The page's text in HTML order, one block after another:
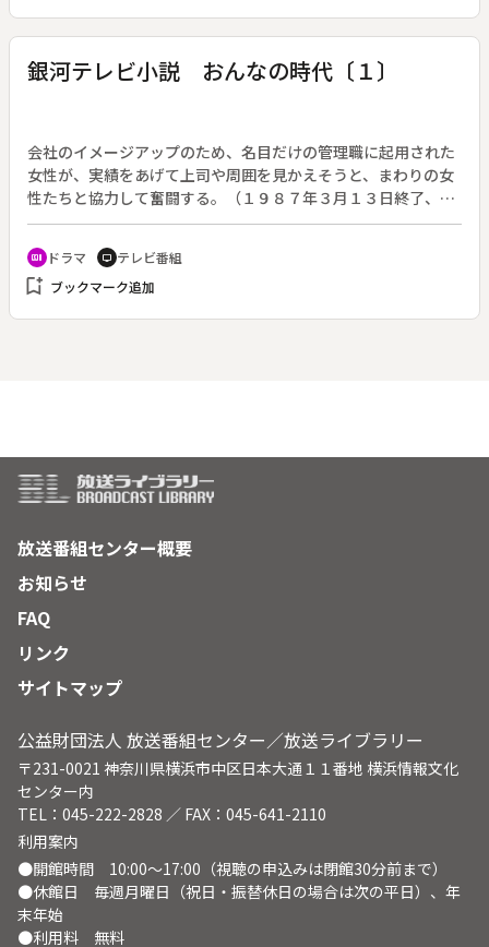
海道演習林から得た知識をもとに、森のいのちの不思議、生態
系の連鎖を、岩手県和賀郡沢内村立猿橋小学校の４・５年生２
１人を相手に教えていく。
銀河テレビ小説 おんなの時代〔１〕
会社のイメージアップのため、名目だけの管理職に起用された
女性が、実績をあげて上司や周囲を見かえそうと、まわりの女
性たちと協力して奮闘する。（１９８７年３月１３日終了、全
１５回）◆入社して１８年、初子（浅茅陽子）はその商事会社
の初の女性管理職に抜てきされた。仕事は社内で最もふるわな
い雑貨の販売で、部下も美子（左時枝）一人だけ。会社の目的
は、女性を起用して企業のイメージアップをはかることのよう
recent_actors ドラマ tv テレビ番組
bookmark_add ブックマーク追加
放送番組センター概要
お知らせ
FAQ
リンク
サイトマップ
公益財団法人 放送番組センター／放送ライブラリー
〒231-0021 神奈川県横浜市中区日本大通１１番地 横浜情報文化
センター内
TEL：045-222-2828 ／ FAX：045-641-2110
利用案内
●開館時間 10:00～17:00（視聴の申込みは閉館30分前まで）
●休館日 毎週月曜日（祝日・振替休日の場合は次の平日）、年
末年始
●利用料 無料